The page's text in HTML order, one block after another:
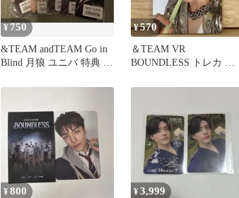
¥ 750
&TEAM andTEAM Go in
Blind 月狼 ユニバ 特典 コ
¥570
＆TEAM VR
BOUNDLESS トレカ 第1
¥800 ¥3,999